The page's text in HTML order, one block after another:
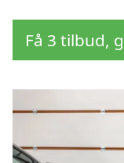
Få 3 tilbud,